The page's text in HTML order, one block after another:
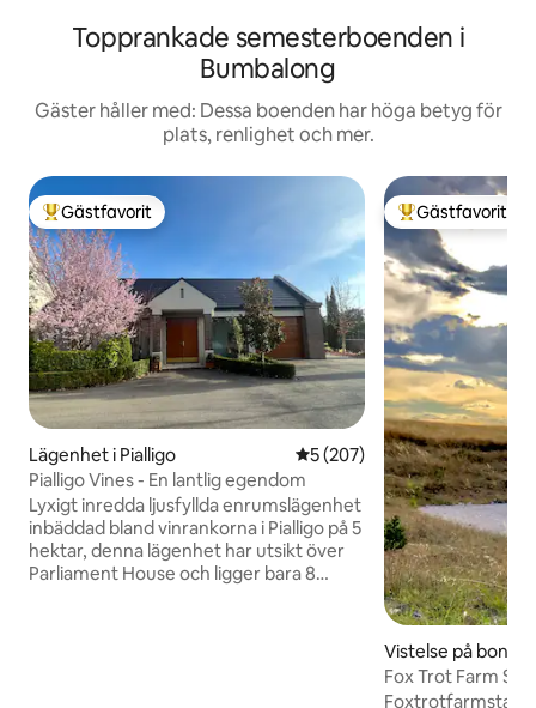
Topprankade semesterboenden i
Bumbalong
Gäster håller med: Dessa boenden har höga betyg för
plats, renlighet och mer.
Populär gästfavorit
Gästfavorit
Lägenhet i Pialligo 5 av 5 i genomsnittligt
5 (207)
Pialligo Vines - En lantlig egendom
Lyxigt inredda ljusfyllda enrumslägenhet
inbäddad bland vinrankorna i Pialligo på 5
hektar, denna lägenhet har utsikt över
Parliament House och ligger bara 8
Populär
Gästfavorit
Vistelse på
roo
Fox Trot Farm
Canberra cbd
Foxtrotfarmstay